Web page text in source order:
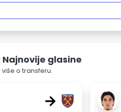
glasine
više o transferu.
→